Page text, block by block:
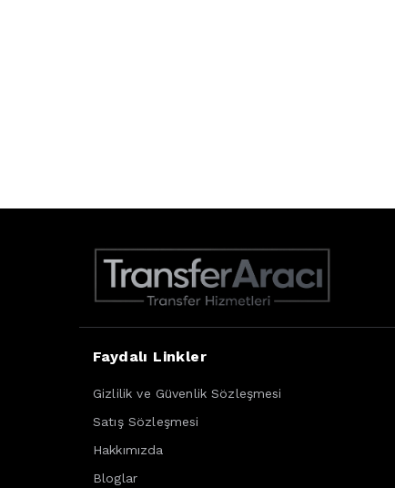
Faydalı Linkler
Gizlilik ve Güvenlik Sözleşmesi
Satış Sözleşmesi
Hakkımızda
Bloglar